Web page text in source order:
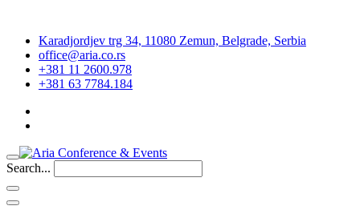
Karadjordjev trg 34, 11080 Zemun, Belgrade, Serbia
office@aria.co.rs
+381 11 2600.978
+381 63 7784.184
Search...